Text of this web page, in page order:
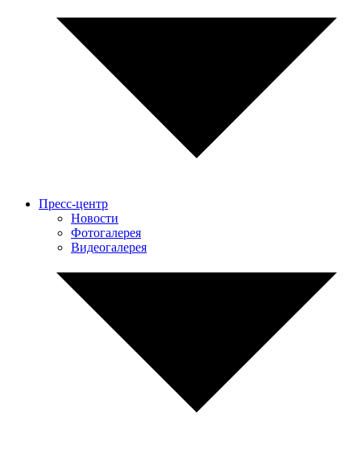
Пресс-центр
Новости
Фотогалерея
Видеогалерея